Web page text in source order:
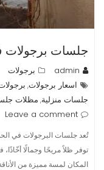
جلسات برجولات
admin
برجولات
اسعار برجولات,
جلسات منزلية, مظلات
Leave a comment
تُعد جلسات البرجولات في
توفر ظلاً مريحًا وجمالًا
المكان لمسة مميزة من